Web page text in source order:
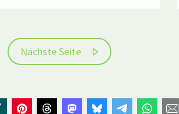
Nächste Seite